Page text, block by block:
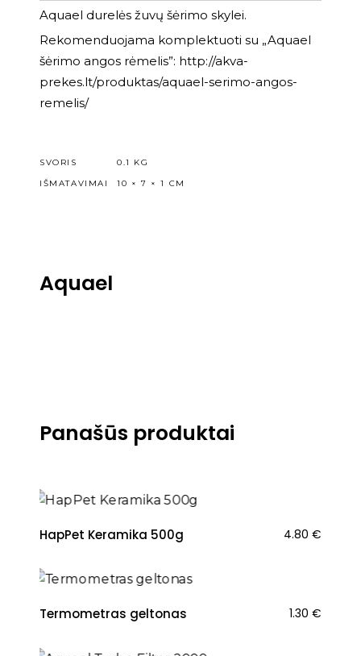
Aquael durelės žuvų šėrimo skylei.
Rekomenduojama komplektuoti su „Aquael
šėrimo angos rėmelis”: http://akva-
prekes.lt/produktas/aquael-serimo-angos-
remelis/
SVORIS
0.1 KG
IŠMATAVIMAI
10 × 7 × 1 CM
Aquael
Panašūs produktai
HapPet Keramika 500g 4.80 €
Termometras geltonas 1.30 €